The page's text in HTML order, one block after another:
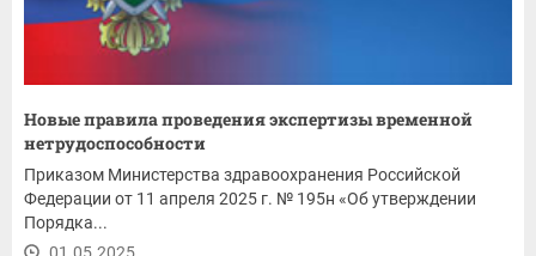
Новые правила проведения экспертизы временной
нетрудоспособности
Приказом Министерства здравоохранения Российской
Федерации от 11 апреля 2025 г. № 195н «Об утверждении
Порядка...